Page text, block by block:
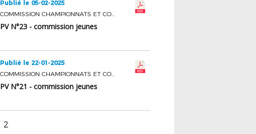
Publié le 05-02-2025
COMMISSION CHAMPIONNATS ET COUPES JEUNES
PV N°23 - commission jeunes
Publié le 22-01-2025
COMMISSION CHAMPIONNATS ET COUPES JEUNES
PV N°21 - commission jeunes
2